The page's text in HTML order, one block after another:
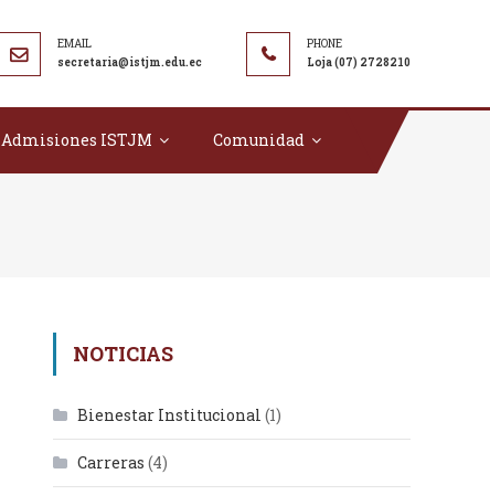
secretaria@istjm.edu.ec Loja (07) 2728210
Admisiones ISTJM Comunidad
NOTICIAS
Bienestar Institucional (1)
Carreras (4)